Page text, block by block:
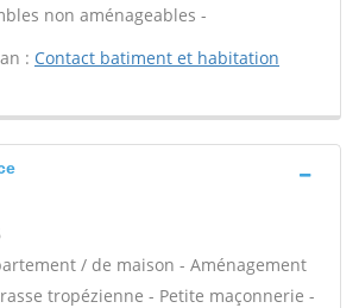
non aménageables -
: Contact batiment et habitation
/ de maison - Aménagement
tropézienne - Petite maçonnerie -